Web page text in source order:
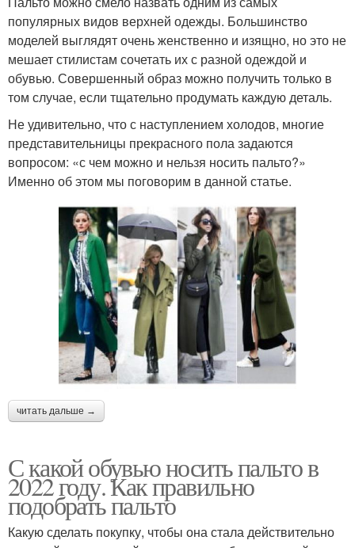
популярных видов верхней одежды. Большинство
моделей выглядят очень женственно и изящно, но это не
мешает стилистам сочетать их с разной одеждой и
обувью. Совершенный образ можно получить только в
том случае, если тщательно продумать каждую деталь.
Не удивительно, что с наступлением холодов, многие
представительницы прекрасного пола задаются
вопросом: «с чем можно и нельзя носить пальто?»
Именно об этом мы поговорим в данной статье.
читать дальше →
С какой обувью носить пальто в
2022 году. Как правильно
подобрать пальто
Какую сделать покупку, чтобы она стала действительно